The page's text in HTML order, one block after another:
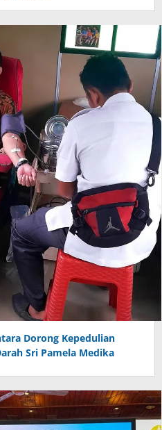
Dorong Kepedulian
Sri Pamela Medika